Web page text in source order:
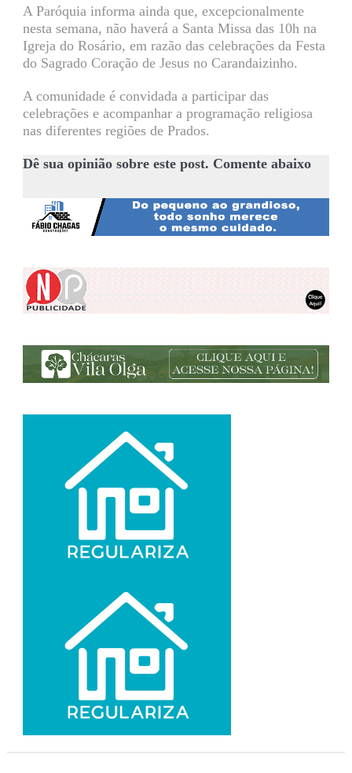
A Paróquia informa ainda que, excepcionalmente
nesta semana, não haverá a Santa Missa das 10h na
Igreja do Rosário, em razão das celebrações da Festa
do Sagrado Coração de Jesus no Carandaizinho.
A comunidade é convidada a participar das
celebrações e acompanhar a programação religiosa
nas diferentes regiões de Prados.
Dê sua opinião sobre este post. Comente abaixo